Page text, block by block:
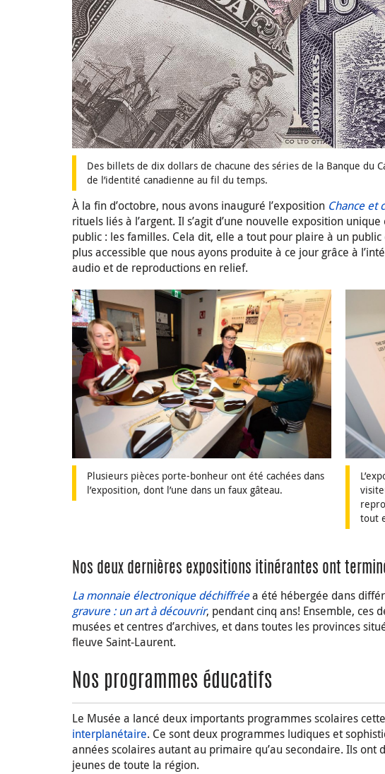
Des billets de dix dollars de chacune des séries de la Banque du
de l’identité canadienne au fil du temps.
À la fin d’octobre, nous avons inauguré l’exposition Chance et
rituels liés à l’argent. Il s’agit d’une nouvelle exposition
public : les familles. Cela dit, elle a tout pour plaire à un public
plus accessible que nous ayons produite à ce jour grâce à
audio et de reproductions en relief.
Plusieurs pièces porte-bonheur ont été cachées dans
l’exposition, dont l’une dans un faux gâteau.
tout
Nos deux dernières expositions itinérantes ont
La monnaie électronique déchiffréea été hébergée dans
gravure : un art à découvrir, pendant cinq ans! Ensemble, ces
musées et centres d’archives, et dans toutes les provinces
fleuve Saint-Laurent.
Nos programmes éducatifs
Le Musée a lancé deux importants programmes scolaires
interplanétaire. Ce sont deux programmes ludiques et
années scolaires autant au primaire qu’au secondaire. Ils ont
jeunes de toute la région.